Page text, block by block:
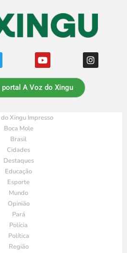
portal A Voz do Xingu
Xingu Impresso
Boca Mole
Brasil
Cidades
Destaques
Educação
Esporte
Mundo
Opinião
Pará
Polícia
Política
Região